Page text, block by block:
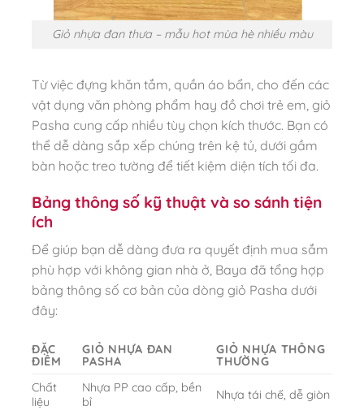
Giỏ nhựa đan thưa – mẫu hot mùa hè nhiều màu
Từ việc đựng khăn tắm, quần áo bẩn, cho đến các
vật dụng văn phòng phẩm hay đồ chơi trẻ em, giỏ
Pasha cung cấp nhiều tùy chọn kích thước. Bạn có
thể dễ dàng sắp xếp chúng trên kệ tủ, dưới gầm
bàn hoặc treo tường để tiết kiệm diện tích tối đa.
Bảng thông số kỹ thuật và so sánh tiện
ích
Để giúp bạn dễ dàng đưa ra quyết định mua sắm
phù hợp với không gian nhà ở, Baya đã tổng hợp
bảng thông số cơ bản của dòng giỏ Pasha dưới
đây:
ĐẶC
ĐIỂM
GIỎ NHỰA ĐAN
PASHA
GIỎ NHỰA THÔNG
THƯỜNG
Chất
liệu
Nhựa PP cao cấp, bền
bỉ
Nhựa tái chế, dễ giòn